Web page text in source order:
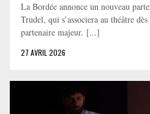
La Bordée annonce un nouveau
Trudel, qui s’associera au théâtre
partenaire majeur. [...]
27 AVRIL 2026